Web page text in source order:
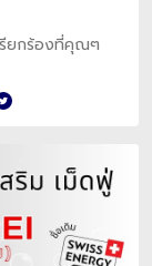
รียกร้องที่คุณๆ